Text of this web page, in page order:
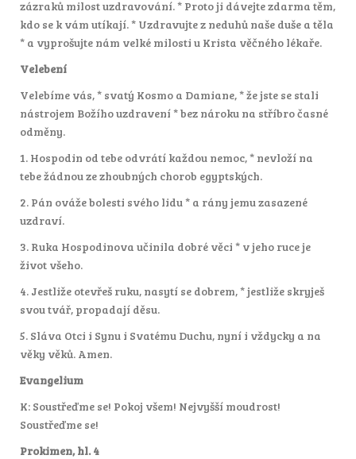
zázraků milost uzdravování. * Proto ji dávejte zdarma těm,
kdo se k vám utíkají. * Uzdravujte z neduhů naše duše a těla
* a vyprošujte nám velké milosti u Krista věčného lékaře.
Velebení
Velebíme vás, * svatý Kosmo a Damiane, * že jste se stali
nástrojem Božího uzdravení * bez nároku na stříbro časné
odměny.
1. Hospodin od tebe odvrátí každou nemoc, * nevloží na
tebe žádnou ze zhoubných chorob egyptských.
2. Pán ováže bolesti svého lidu * a rány jemu zasazené
uzdraví.
3. Ruka Hospodinova učinila dobré věci * v jeho ruce je
život všeho.
4. Jestliže otevřeš ruku, nasytí se dobrem, * jestliže skryješ
svou tvář, propadají děsu.
5. Sláva Otci i Synu i Svatému Duchu, nyní i vždycky a na
věky věků. Amen.
Evangelium
K: Soustřeďme se! Pokoj všem! Nejvyšší moudrost!
Soustřeďme se!
Prokimen, hl. 4